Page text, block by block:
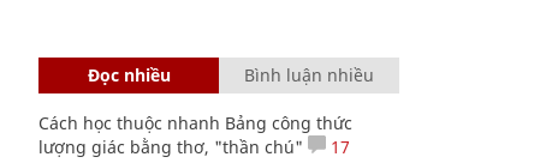
Đọc nhiều Bình luận nhiều
Cách học thuộc nhanh Bảng công thức
lượng giác bằng thơ, "thần chú"
17